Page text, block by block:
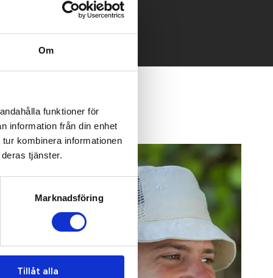
Om
funktioner för
information från din enhet
kombinera informationen
tjänster.
Marknadsföring
Tillåt alla